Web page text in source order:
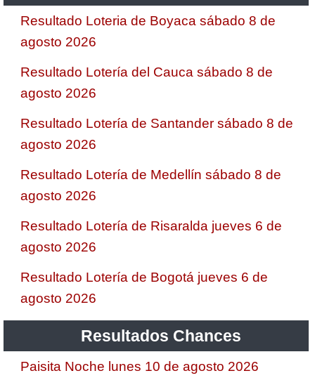
Resultado Loteria de Boyaca sábado 8 de
agosto 2026
Resultado Lotería del Cauca sábado 8 de
agosto 2026
Resultado Lotería de Santander sábado 8 de
agosto 2026
Resultado Lotería de Medellín sábado 8 de
agosto 2026
Resultado Lotería de Risaralda jueves 6 de
agosto 2026
Resultado Lotería de Bogotá jueves 6 de
agosto 2026
Resultados Chances
Paisita Noche lunes 10 de agosto 2026